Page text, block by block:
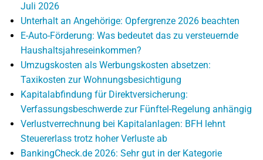
Juli 2026
Unterhalt an Angehörige: Opfergrenze 2026 beachten
E-Auto-Förderung: Was bedeutet das zu versteuernde
Haushaltsjahreseinkommen?
Umzugskosten als Werbungskosten absetzen:
Taxikosten zur Wohnungsbesichtigung
Kapitalabfindung für Direktversicherung:
Verfassungsbeschwerde zur Fünftel-Regelung anhängig
Verlustverrechnung bei Kapitalanlagen: BFH lehnt
Steuererlass trotz hoher Verluste ab
BankingCheck.de 2026: Sehr gut in der Kategorie